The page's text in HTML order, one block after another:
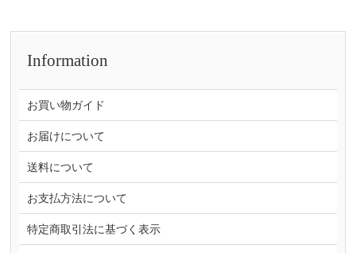
Information
お買い物ガイド
お届けについて
送料について
お支払方法について
特定商取引法に基づく表示